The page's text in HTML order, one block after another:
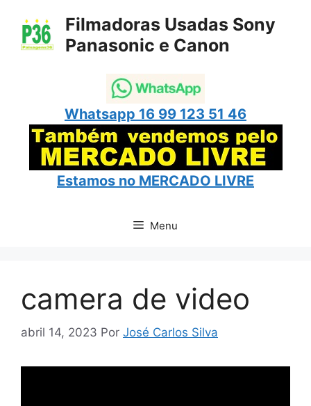
para
Filmadoras Usadas Sony
Panasonic e Canon
Whatsapp 16 99 123 51 46
Estamos no MERCADO LIVRE
Menu
camera de video
abril 14, 2023 Por José Carlos Silva